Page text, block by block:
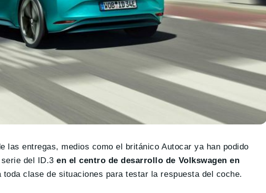
entregas, medios como el británico Autocar ya han podido
serie del ID.3en el centro de desarrollo de Volkswagen en
clase de situaciones para testar la respuesta del coche.